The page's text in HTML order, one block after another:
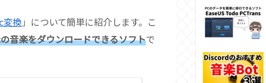
変換 」について簡単に紹介します。こ
音楽をダウンロードできるソフトで